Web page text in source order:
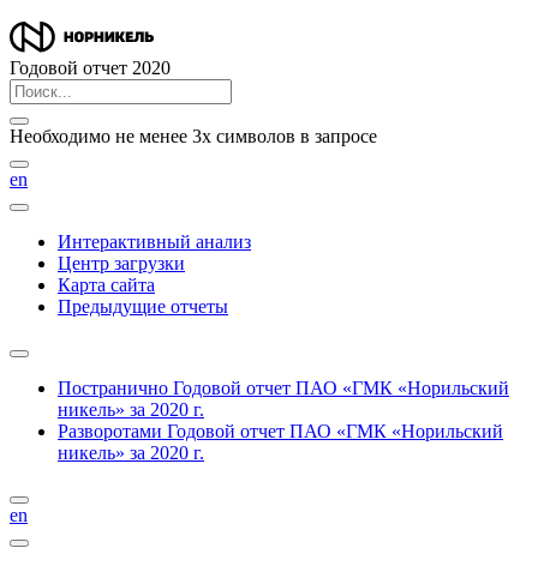
Годовой отчет 2020
Необходимо не менее 3х символов в запросе
en
Интерактивный анализ
Центр загрузки
Карта сайта
Предыдущие отчеты
Постранично Годовой отчет ПАО «ГМК «Норильский
никель» за 2020 г.
Разворотами Годовой отчет ПАО «ГМК «Норильский
никель» за 2020 г.
en